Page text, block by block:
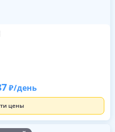
/день
цены